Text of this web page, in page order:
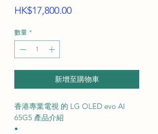
HK$17,800.00價
數量 *
新增至購物車
香港專業電視 的 LG OLED evo AI
65G5 產品介紹
•